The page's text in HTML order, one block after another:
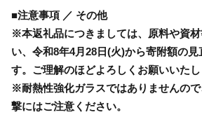
■注意事項 ／ その他
※本返礼品につきましては、原料や資
い、令和8年4月28日(火)から寄附額の見
す。ご理解のほどよろしくお願いいたし
※耐熱性強化ガラスではありませんの
撃にはご注意ください。